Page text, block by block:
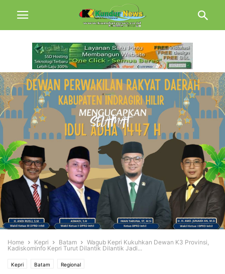
Home Kepri Batam
Wagub Kepri Kukuhkan Dewan K3 Provinsi,
Kadiskominfo Kepri Turut Dilantik Dilantik Jadi...
Kepri Batam Regional